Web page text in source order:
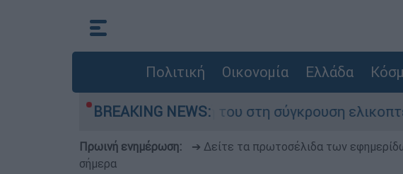
Πολιτική Οικονομία Ελλάδα
BREAKING NEWS:
που έχασε τη ζωή του στη σύγκρουση ελικοπτέρων
Πρωινή ενημέρωση: ➔ Δείτε τα πρωτοσέλιδα των
σήμερα